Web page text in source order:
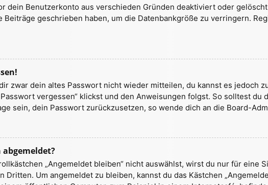
dein Benutzerkonto aus verschieden Gründen deaktiviert oder
Beiträge geschrieben haben, um die Datenbankgröße zu verringern.
zwar dein altes Passwort nicht wieder mitteilen, du kannst es jedoch
vergessen“ klickst und den Anweisungen folgst. So solltest du
sein, dein Passwort zurückzusetzen, so wende dich an die Board-
„Angemeldet bleiben“ nicht auswählst, wirst du nur für eine
Um angemeldet zu bleiben, kannst du das Kästchen